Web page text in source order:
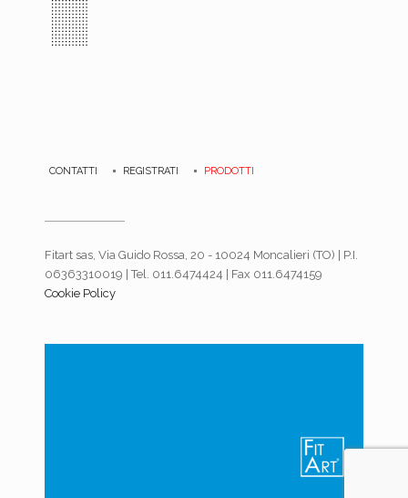
CONTATTI REGISTRATI PRODOTTI
Fitart sas, Via Guido Rossa, 20 - 10024 Moncalieri (TO) | P.I.
06363310019 | Tel. 011.6474424 | Fax 011.6474159
Cookie Policy